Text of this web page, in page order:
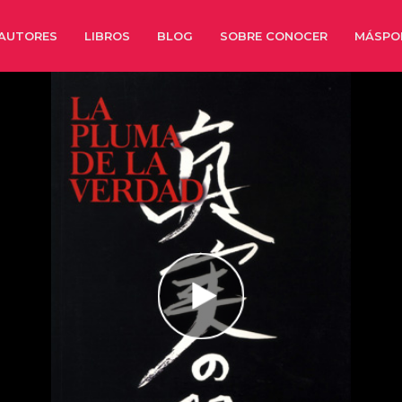
LIBROS BLOG SOBRE CONOCER